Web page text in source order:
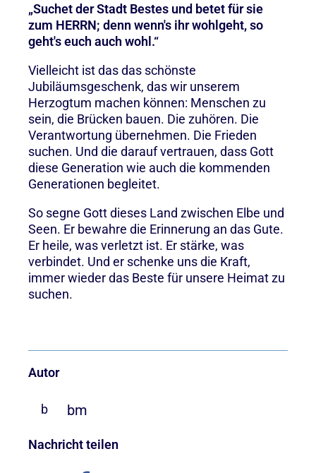
„Suchet der Stadt Bestes und betet für sie
zum HERRN; denn wenn's ihr wohlgeht, so
geht's euch auch wohl.“
Vielleicht ist das das schönste
Jubiläumsgeschenk, das wir unserem
Herzogtum machen können: Menschen zu
sein, die Brücken bauen. Die zuhören. Die
Verantwortung übernehmen. Die Frieden
suchen. Und die darauf vertrauen, dass Gott
diese Generation wie auch die kommenden
Generationen begleitet.
So segne Gott dieses Land zwischen Elbe und
Seen. Er bewahre die Erinnerung an das Gute.
Er heile, was verletzt ist. Er stärke, was
verbindet. Und er schenke uns die Kraft,
immer wieder das Beste für unsere Heimat zu
suchen.
Autor
b bm
Nachricht teilen